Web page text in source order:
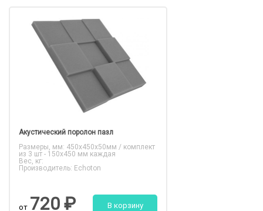
Акустический поролон пазл
Размеры, мм: 450x450x50мм / комплект
из 3 шт - 150x450 мм каждая
Вес, кг:
Производитель: Echoton
от 720 ₽ В корзину